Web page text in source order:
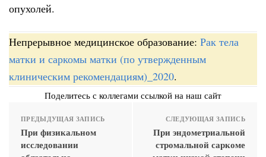
опухолей.
Непрерывное медицинское образование: Рак тела
матки и саркомы матки (по утвержденным
клиническим рекомендациям)_2020.
Поделитесь с коллегами ссылкой на наш сайт
ПРЕДЫДУЩАЯ ЗАПИСЬ
При физикальном
исследовании
СЛЕДУЮЩАЯ ЗАПИСЬ
При эндометриальной
стромальной саркоме